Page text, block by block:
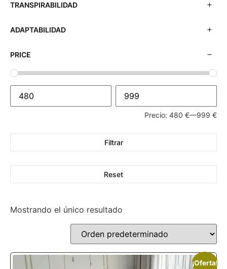
TRANSPIRABILIDAD
ADAPTABILIDAD
PRICE
Precio: 480 €—999 €
Filtrar
Reset
Mostrando el único resultado
¡Oferta!